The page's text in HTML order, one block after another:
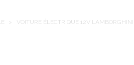
> VOITURE ÉLECTRIQUE 12V